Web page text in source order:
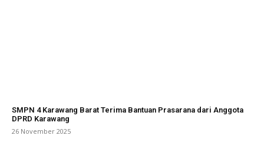
SMPN 4 Karawang Barat Terima Bantuan Prasarana dari Anggota
DPRD Karawang
26 November 2025